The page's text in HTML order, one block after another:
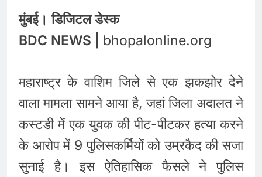
मुंबई। डिजिटल डेस्क
BDC NEWS |
bhopalonline.org
महाराष्ट्र के वाशिम जिले से एक झकझोर देने
वाला मामला सामने आया है, जहां जिला अदालत ने
कस्टडी में एक युवक की पीट-पीटकर हत्या करने
के आरोप में 9 पुलिसकर्मियों को उम्रकैद की सजा
सुनाई है। इस ऐतिहासिक फैसले ने पुलिस